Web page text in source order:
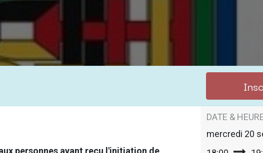
personnes ayant reçu l'initiation de
DATE &
mercredi 20